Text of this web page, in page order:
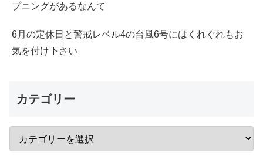
プニングがあるなんて
6月の定休日と警戒レベル4の台風6号にはくれぐれもお
気を付け下さい
カテゴリー